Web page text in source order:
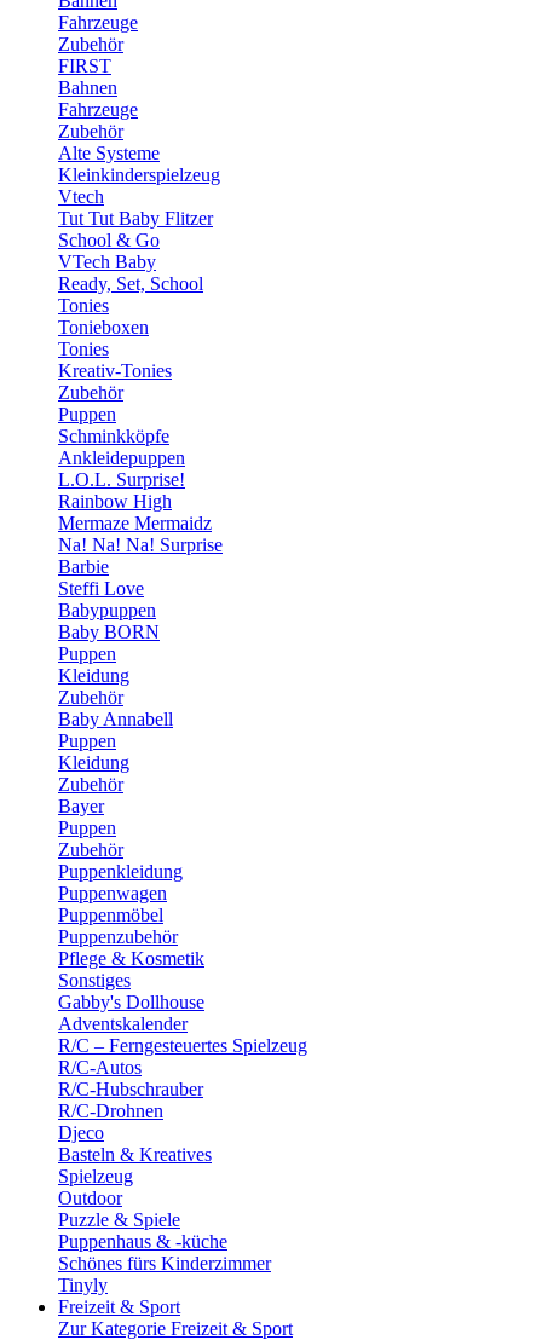
Fahrzeuge
Zubehör
FIRST
Bahnen
Fahrzeuge
Zubehör
Alte Systeme
Kleinkinderspielzeug
Vtech
Tut Tut Baby Flitzer
School & Go
VTech Baby
Ready, Set, School
Tonies
Tonieboxen
Tonies
Kreativ-Tonies
Zubehör
Puppen
Schminkköpfe
Ankleidepuppen
L.O.L. Surprise!
Rainbow High
Mermaze Mermaidz
Na! Na! Na! Surprise
Barbie
Steffi Love
Babypuppen
Baby BORN
Puppen
Kleidung
Zubehör
Baby Annabell
Puppen
Kleidung
Zubehör
Bayer
Puppen
Zubehör
Puppenkleidung
Puppenwagen
Puppenmöbel
Puppenzubehör
Pflege & Kosmetik
Sonstiges
Gabby's Dollhouse
Adventskalender
R/C – Ferngesteuertes Spielzeug
R/C-Autos
R/C-Hubschrauber
R/C-Drohnen
Djeco
Basteln & Kreatives
Spielzeug
Outdoor
Puzzle & Spiele
Puppenhaus & -küche
Schönes fürs Kinderzimmer
Tinyly
Freizeit & Sport
Zur Kategorie Freizeit & Sport